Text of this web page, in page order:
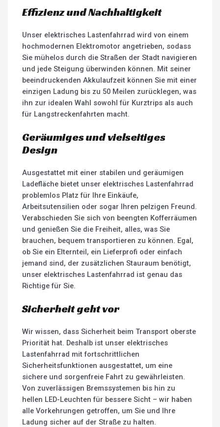
Effizienz und Nachhaltigkeit
Unser elektrisches Lastenfahrrad wird von einem
hochmodernen Elektromotor angetrieben, sodass
Sie mühelos durch die Straßen der Stadt navigieren
und jede Steigung überwinden können. Mit seiner
beeindruckenden Akkulaufzeit können Sie mit einer
einzigen Ladung bis zu 50 Meilen zurücklegen, was
ihn zur idealen Wahl sowohl für Kurztrips als auch
für Langstreckenfahrten macht.
Geräumiges und vielseitiges
Design
Ausgestattet mit einer stabilen und geräumigen
Ladefläche bietet unser elektrisches Lastenfahrrad
problemlos Platz für Ihre Einkäufe,
Arbeitsutensilien oder sogar Ihren pelzigen Freund.
Verabschieden Sie sich von beengten Kofferräumen
und genießen Sie die Freiheit, alles, was Sie
brauchen, bequem transportieren zu können. Egal,
ob Sie ein Elternteil, ein Lieferprofi oder einfach
jemand sind, der zusätzlichen Stauraum benötigt,
unser elektrisches Lastenfahrrad ist genau das
Richtige für Sie.
Sicherheit geht vor
Wir wissen, dass Sicherheit beim Transport oberste
Priorität hat. Deshalb ist unser elektrisches
Lastenfahrrad mit fortschrittlichen
Sicherheitsfunktionen ausgestattet, um eine
sichere und sorgenfreie Fahrt zu gewährleisten.
Von zuverlässigen Bremssystemen bis hin zu
hellen LED-Leuchten für bessere Sicht – wir haben
alle Vorkehrungen getroffen, um Sie und Ihre
Ladung sicher auf der Straße zu halten.